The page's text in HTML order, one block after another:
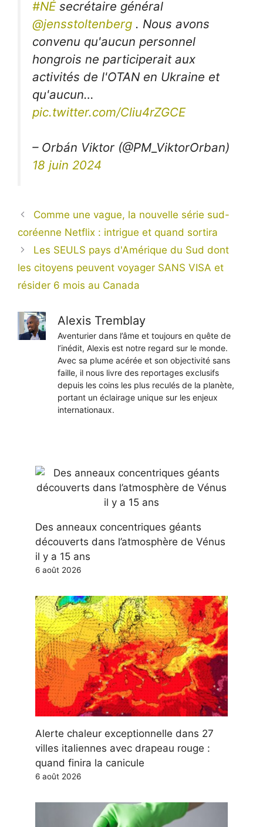
#NÉsecrétaire général
@jensstoltenberg . Nous avons
convenu qu'aucun personnel
hongrois ne participerait aux
activités de l'OTAN en Ukraine et
qu'aucun…
pic.twitter.com/Cliu4rZGCE
– Orbán Viktor (@PM_ViktorOrban)
18 juin 2024
Comme une vague, la nouvelle série sud-
coréenne Netflix : intrigue et quand sortira
Les SEULS pays d'Amérique du Sud dont
les citoyens peuvent voyager SANS VISA et
résider 6 mois au Canada
Alexis Tremblay
Aventurier dans l’âme et toujours en quête de
l’inédit, Alexis est notre regard sur le monde.
Avec sa plume acérée et son objectivité sans
faille, il nous livre des reportages exclusifs
depuis les coins les plus reculés de la planète,
portant un éclairage unique sur les enjeux
internationaux.
Des anneaux concentriques géants
découverts dans l’atmosphère de Vénus
il y a 15 ans
6 août 2026
Alerte chaleur exceptionnelle dans 27
villes italiennes avec drapeau rouge :
quand finira la canicule
6 août 2026